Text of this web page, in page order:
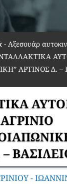
- Αξεσουάρ
ΑΡΤΙΝΟΣ Δ. –
ΑΓΡΙΝΙΟ
-